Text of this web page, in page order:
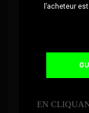
l’acheteur
OUI
EN